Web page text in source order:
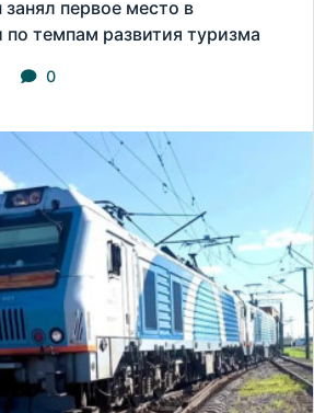
занял первое место в
темпам развития туризма
0